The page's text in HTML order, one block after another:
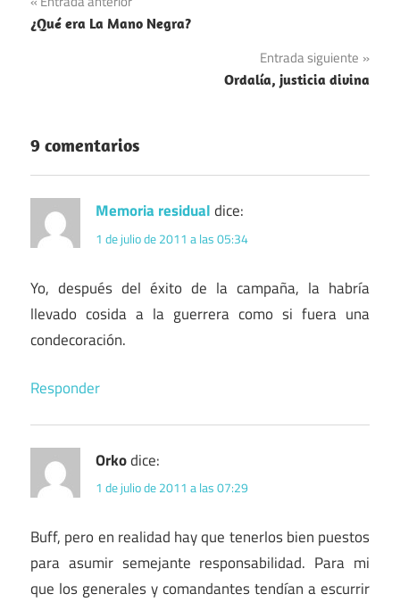
de
¿Qué era La Mano Negra?
Entrada siguiente
Ordalía, justicia divina
9 comentarios
Memoria residualdice:
1 de julio de 2011 a las 05:34
Yo, después del éxito de la campaña, la habría
llevado cosida a la guerrera como si fuera una
condecoración.
Responder
Orkodice:
1 de julio de 2011 a las 07:29
Buff, pero en realidad hay que tenerlos bien puestos
para asumir semejante responsabilidad. Para mi
que los generales y comandantes tendían a escurrir